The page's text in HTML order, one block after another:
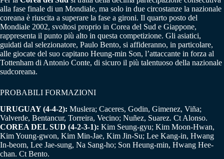
alla fase finale di un Mondiale, ma solo in due circostanze la nazionale
coreana è riuscita a superare la fase a gironi. Il quarto posto del
Mondiale 2002, svoltosi proprio in Corea del Sud e Giappone,
rappresenta il punto più alto in questa competizione. Gli asiatici,
guidati dal selezionatore, Paulo Bento, si affideranno, in particolare,
alle giocate del suo capitano Heung-min Son, l’attaccante in forza al
Tottenham di Antonio Conte, di sicuro il più talentuoso della nazionale
sudcoreana.
PROBABILI FORMAZIONI
URUGUAY (4-4-2): Muslera; Caceres, Godin, Gimenez, Viña;
Valverde, Bentancur, Torreira, Vecino; Nuñez, Suarez. Ct Alonso.
COREA DEL SUD (4-2-3-1): Kim Seung-gyu; Kim Moon-Hwan,
Kim Young-gwon, Kim Min-Jae, Kim Jin-Su; Lee Kang-in, Hwang
In-beom, Lee Jae-sung, Na Sang-ho; Son Heung-min, Hwang Hee-
chan. Ct Bento.